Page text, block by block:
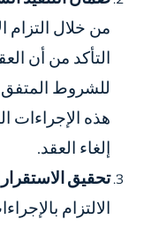
من خلال التزام
التأكد من أن
للشروط المتفق
هذه الإجراءات
إلغاء العقد.
تحقيق الاستقرار
الالتزام